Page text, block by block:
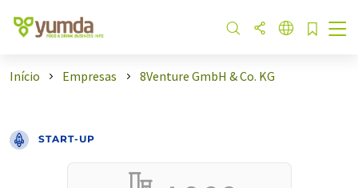
Início Empresas 8Venture GmbH & Co. KG
START-UP